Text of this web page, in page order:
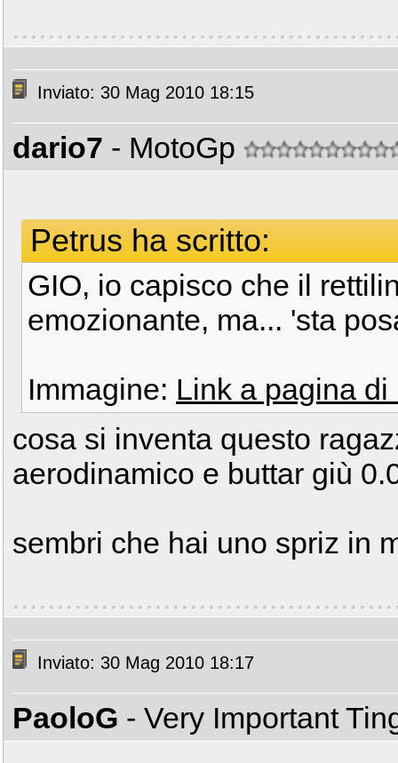
Inviato: 30 Mag 2010 18:15
dario7 - MotoGp
Petrus ha scritto:
GIO, io capisco che il
emozionante, ma... 'sta
Immagine: Link a pagina
cosa si inventa questo
aerodinamico e buttar giù
sembri che hai uno spriz in
Inviato: 30 Mag 2010 18:17
PaoloG - Very Important